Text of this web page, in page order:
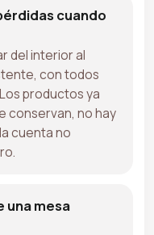
cuando
del interior al
con todos
productos ya
conservan, no hay
cuenta no
una mesa